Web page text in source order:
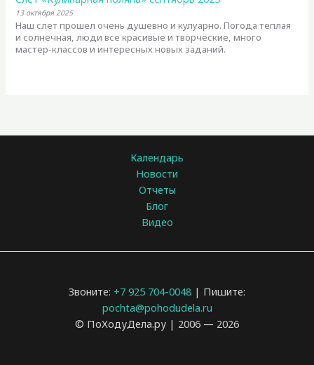
13 октября 2025
Наш слет прошел очень душевно и кулуарно. Погода теплая
и солнечная, люди все красивые и творческие, много
мастер-классов и интересных новых заданий.
Календарь
Новости
Отчеты
Блог
Видео
Звоните: +7 925 704-0048 | Пишите:
pochta@pohodudela.ru
© ПоХодуДела.ру | 2006 — 2026